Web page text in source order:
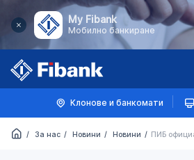
My Fibank
Мобилно банкиране
Клонове и банкомати
За нас Новини Новини ПИБ